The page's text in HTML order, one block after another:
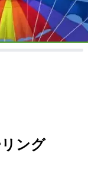
リング